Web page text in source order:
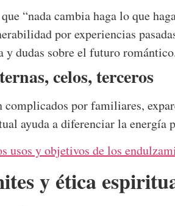
“nada cambia haga lo que
por experiencias
y dudas sobre el futuro
celos, terceros
complicados por familiares,
ayuda a diferenciar la energía
usos y objetivos de los
y ética